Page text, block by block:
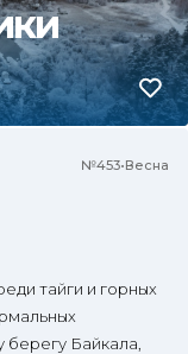
№453•Весна
тайги и горных
Байкала,